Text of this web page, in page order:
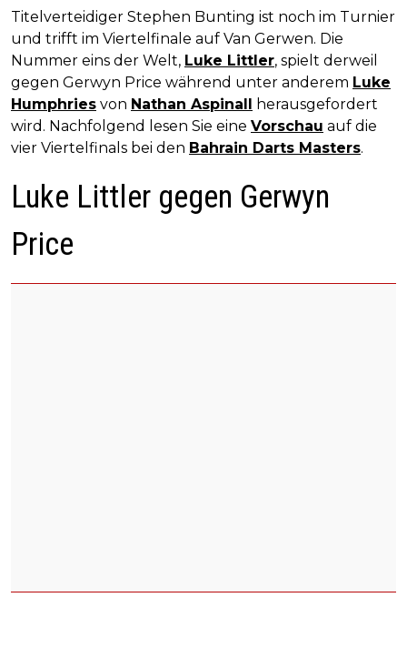
Titelverteidiger Stephen Bunting ist noch im Turnier
und trifft im Viertelfinale auf Van Gerwen. Die
Nummer eins der Welt, Luke Littler, spielt derweil
gegen Gerwyn Price während unter anderem Luke
Humphries von Nathan Aspinall herausgefordert
wird. Nachfolgend lesen Sie eine Vorschau auf die
vier Viertelfinals bei den Bahrain Darts Masters.
Luke Littler gegen Gerwyn
Price